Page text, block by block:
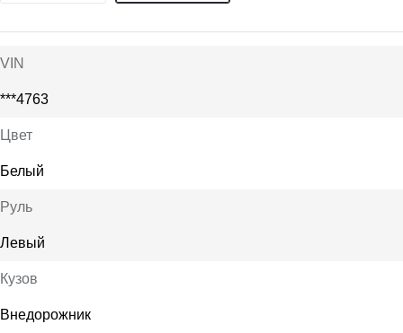
VIN
***4763
Цвет
Белый
Руль
Левый
Кузов
Внедорожник